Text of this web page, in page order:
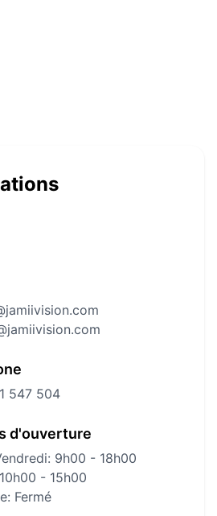
547 504
d'ouverture
9h00 - 18h00
- 15h00
Fermé